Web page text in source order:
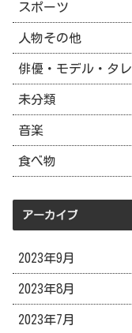
スポーツ
人物その他
俳優・モデル・タ
未分類
音楽
食べ物
アーカイブ
2023年9月
2023年8月
2023年7月